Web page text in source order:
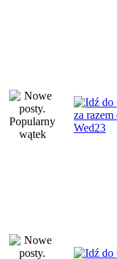
za
Wed23